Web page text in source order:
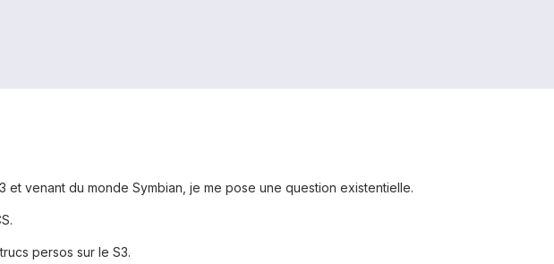
et venant du monde Symbian, je me pose une question existentielle.
persos sur le S3.